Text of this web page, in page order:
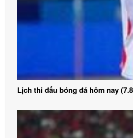
Lịch thi đấu bóng đá hôm nay